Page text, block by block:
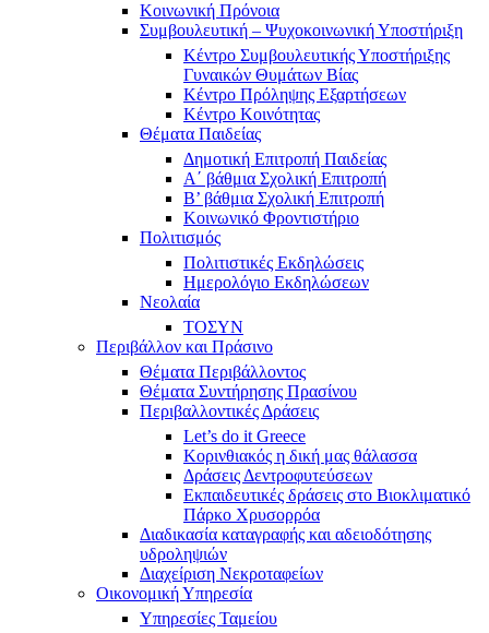
Κοινωνική Πρόνοια
Συμβουλευτική – Ψυχοκοινωνική Υποστήριξη
Κέντρο Συμβουλευτικής Υποστήριξης
Γυναικών Θυμάτων Βίας
Κέντρο Πρόληψης Εξαρτήσεων
Κέντρο Κοινότητας
Θέματα Παιδείας
Δημοτική Επιτροπή Παιδείας
Α΄ βάθμια Σχολική Επιτροπή
B’ βάθμια Σχολική Επιτροπή
Κοινωνικό Φροντιστήριο
Πολιτισμός
Πολιτιστικές Εκδηλώσεις
Ημερολόγιο Εκδηλώσεων
Νεολαία
ΤΟΣΥΝ
Περιβάλλον και Πράσινο
Θέματα Περιβάλλοντος
Θέματα Συντήρησης Πρασίνου
Περιβαλλοντικές Δράσεις
Let’s do it Greece
Kορινθιακός η δική μας θάλασσα
Δράσεις Δεντροφυτεύσεων
Εκπαιδευτικές δράσεις στο Βιοκλιματικό
Πάρκο Χρυσορρόα
Διαδικασία καταγραφής και αδειοδότησης
υδροληψιών
Διαχείριση Νεκροταφείων
Οικονομική Υπηρεσία
Υπηρεσίες Ταμείου